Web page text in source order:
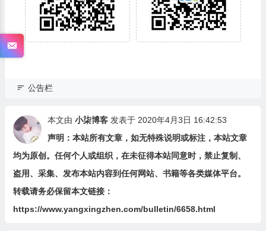
公告栏
本文由 小柒博客发表于 2020年4月3日 16:42:53
声明：本站所有文章，如无特殊说明或标注，本站文章
均为原创。任何个人或组织，在未征得本站同意时，禁止复制、
盗用、采集、发布本站内容到任何网站、书籍等各类媒体平台。
转载请务必保留本文链接：
https://www.yangxingzhen.com/bulletin/6658.html